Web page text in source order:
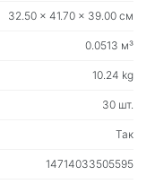
32.50 x 41.70 x 39.00 см
0.0513 м³
10.24 kg
30 шт.
Так
14714033505595